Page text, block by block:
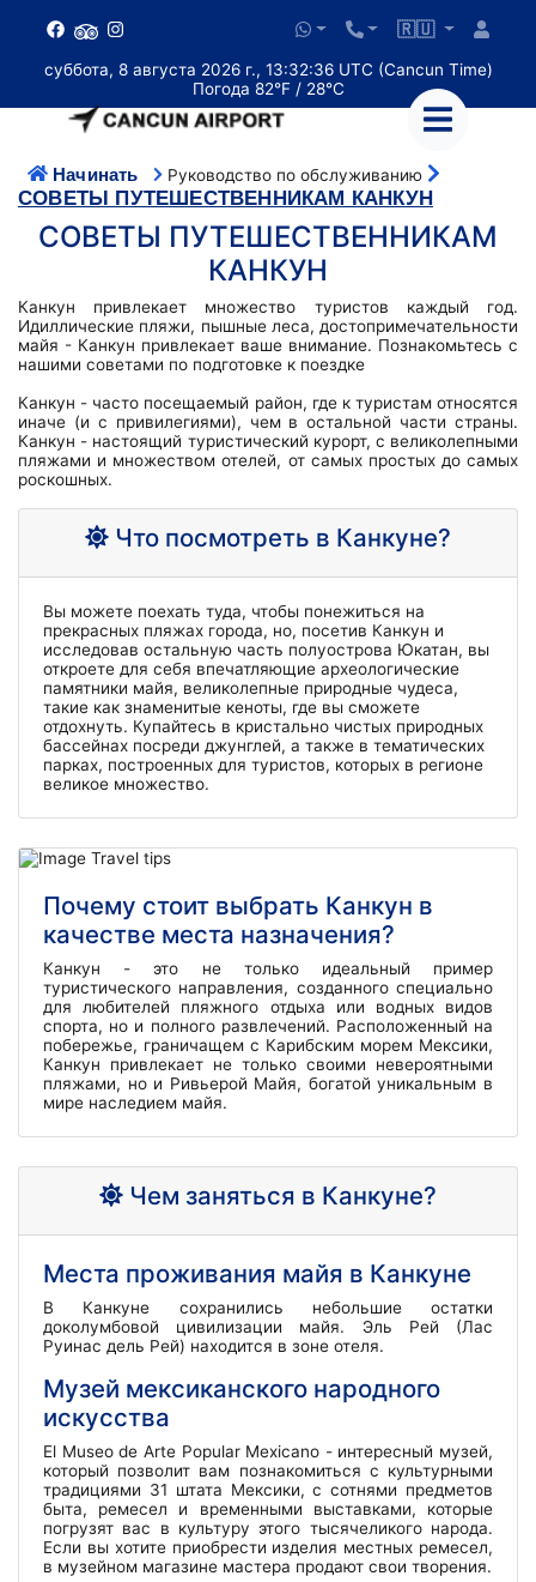
🇷🇺
суббота, 8 августа 2026 г., 13:32:36 UTC (Cancun Time)
Погода 82°F / 28°C
Начинать Руководство по обслуживанию
СОВЕТЫ ПУТЕШЕСТВЕННИКАМ КАНКУН
СОВЕТЫ ПУТЕШЕСТВЕННИКАМ
КАНКУН
Канкун привлекает множество туристов каждый год.
Идиллические пляжи, пышные леса, достопримечательности
майя - Канкун привлекает ваше внимание. Познакомьтесь с
нашими советами по подготовке к поездке
Канкун - часто посещаемый район, где к туристам относятся
иначе (и с привилегиями), чем в остальной части страны.
Канкун - настоящий туристический курорт, с великолепными
пляжами и множеством отелей, от самых простых до самых
роскошных.
Что посмотреть в Канкуне?
Вы можете поехать туда, чтобы понежиться на
прекрасных пляжах города, но, посетив Канкун и
исследовав остальную часть полуострова Юкатан, вы
откроете для себя впечатляющие археологические
памятники майя, великолепные природные чудеса,
такие как знаменитые кеноты, где вы сможете
отдохнуть. Купайтесь в кристально чистых природных
бассейнах посреди джунглей, а также в тематических
парках, построенных для туристов, которых в регионе
великое множество.
Почему стоит выбрать Канкун в
качестве места назначения?
Канкун - это не только идеальный пример
туристического направления, созданного специально
для любителей пляжного отдыха или водных видов
спорта, но и полного развлечений. Расположенный на
побережье, граничащем с Карибским морем Мексики,
Канкун привлекает не только своими невероятными
пляжами, но и Ривьерой Майя, богатой уникальным в
мире наследием майя.
Чем заняться в Канкуне?
Места проживания майя в Канкуне
В Канкуне сохранились небольшие остатки
доколумбовой цивилизации майя. Эль Рей (Лас
Руинас дель Рей) находится в зоне отеля.
Музей мексиканского народного
искусства
El Museo de Arte Popular Mexicano - интересный музей,
который позволит вам познакомиться с культурными
традициями 31 штата Мексики, с сотнями предметов
быта, ремесел и временными выставками, которые
погрузят вас в культуру этого тысячеликого народа.
Если вы хотите приобрести изделия местных ремесел,
в музейном магазине мастера продают свои творения.